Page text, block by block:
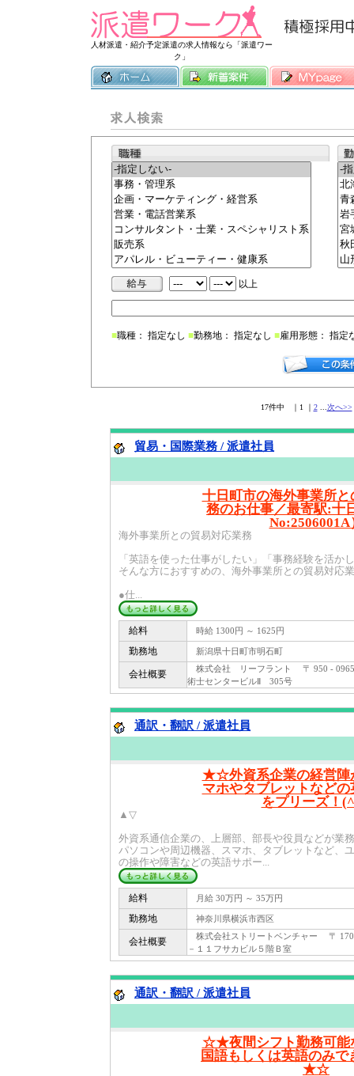
人材派遣・紹介予定派遣の求人情報なら「派遣ワー
ク」
常時3500件以
以上
■職種： 指定なし ■勤務地： 指定なし ■雇用形態： 指定
17件中 ｜1 ｜ 2... 次へ>>
貿易・国際業務 / 派遣社員
十日町市の海外事業所
務のお仕事／最寄駅:十
No:2506001A
海外事業所との貿易対応業務
「英語を使った仕事がしたい」「事務経験を活か
そんな方におすすめの、海外事業所との貿易対応
●仕...
給料 時給 1300円 ～ 1625円
勤務地 新潟県十日町市明石町
会社概要
株式会社 リーフラント 〒 950 -
術士センタービルⅡ 305号
通訳・翻訳 / 派遣社員
★☆外資系企業の経営陣
マホやタブレットなど
をプリーズ！
▲▽
外資系通信企業の、上層部、部長や役員などが業
パソコンや周辺機器、スマホ、タブレットなど、
の操作や障害などの英語サポー...
給料 月給 30万円 ～ 35万円
勤務地 神奈川県横浜市西区
会社概要
株式会社ストリートベンチャー 〒
－１１フサカビル５階Ｂ室
通訳・翻訳 / 派遣社員
☆★夜間シフト勤務可能
国語もしくは英語のみ
★☆